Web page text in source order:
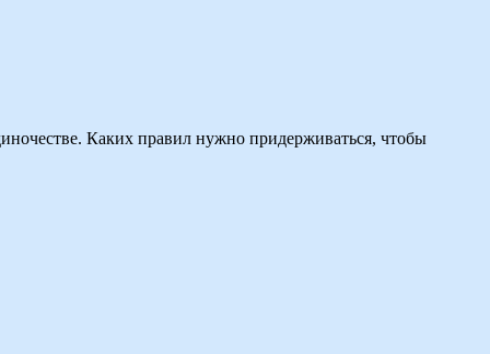
Каких правил нужно придерживаться, чтобы